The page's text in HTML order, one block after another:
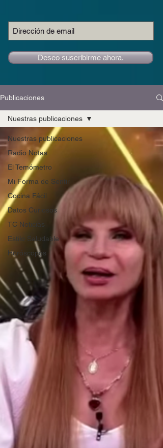
Deseo suscribirme ahora.
Publicaciones
Nuestras publicaciones
Radio Notas
El Temómetro
Mi Forma de Sentir
Cocina Fácil
Datos Curiosos
TC Noticias
Estilo Saludable
Horóscopos
Nuestras publicaciones